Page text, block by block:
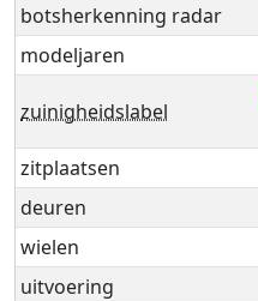
botsherkenning radar
modeljaren
zuinigheidslabel
zitplaatsen
deuren
wielen
uitvoering